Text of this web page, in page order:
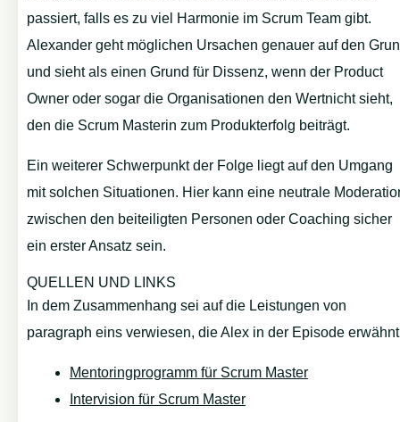
passiert, falls es zu viel Harmonie im Scrum Team gibt.
Alexander geht möglichen Ursachen genauer auf den
und sieht als einen Grund für Dissenz, wenn der Product
Owner oder sogar die Organisationen den Wertnicht sieht,
den die Scrum Masterin zum Produkterfolg beiträgt.
Ein weiterer Schwerpunkt der Folge liegt auf den Umgang
mit solchen Situationen. Hier kann eine neutrale
zwischen den beiteiligten Personen oder Coaching sicher
ein erster Ansatz sein.
QUELLEN UND LINKS
In dem Zusammenhang sei auf die Leistungen von
paragraph eins verwiesen, die Alex in der Episode
Mentoringprogramm für Scrum Master
Intervision für Scrum Master